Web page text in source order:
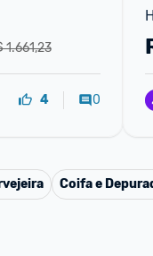
1.661,23
4 0
Coifa e